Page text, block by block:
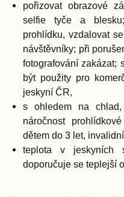
pořizovat obrazové
selfie tyče a
prohlídku, vzdalovat
návštěvníky; při
fotografování zakázat;
být použity pro
jeskyní ČR,
s ohledem na
náročnost
dětem do 3 let,
teplota v
doporučuje se teplejší